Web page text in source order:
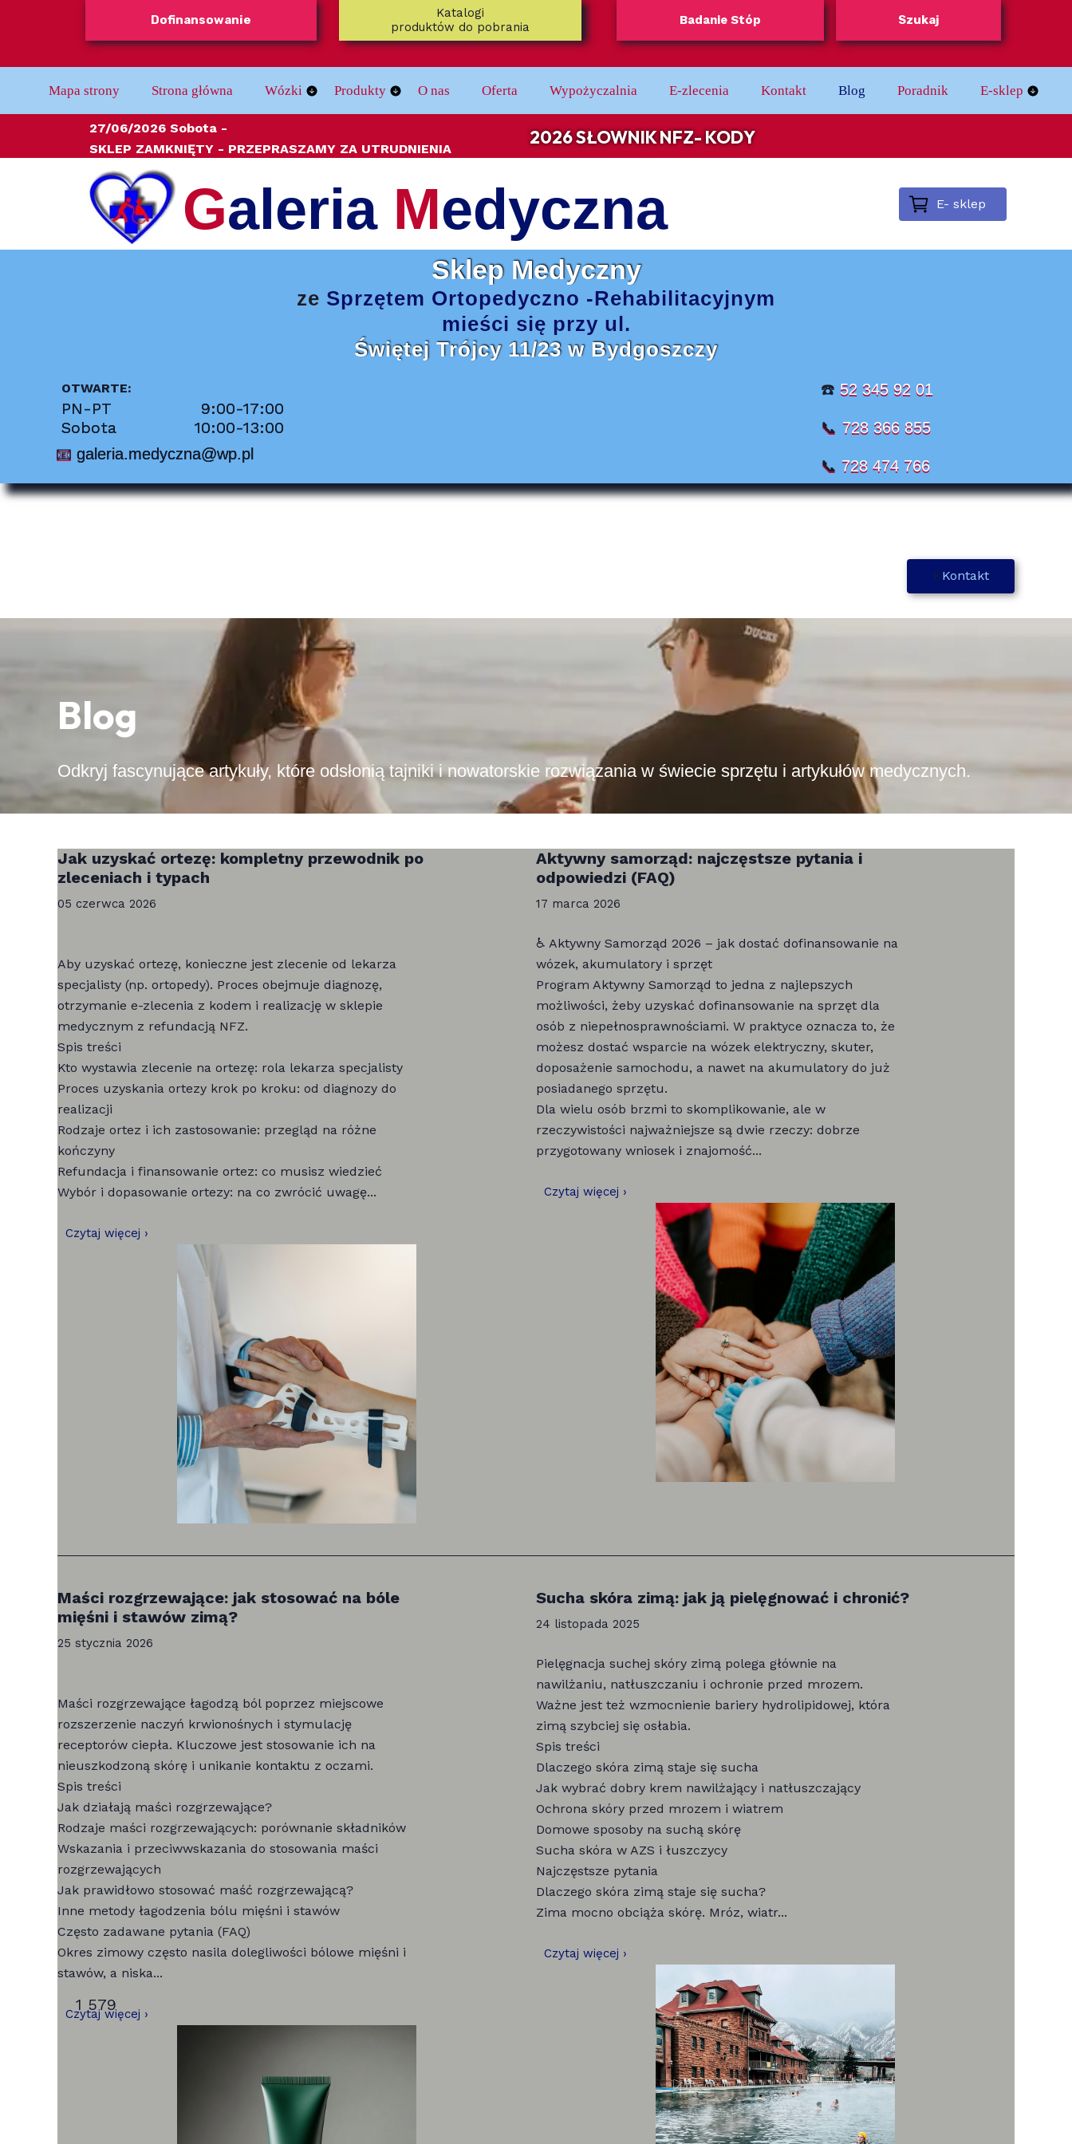
📧 galeria.medyczna@wp.pl
KKontakt
27/06/2026 Sobota -
SKLEP ZAMKNIĘTY - PRZEPRASZAMY ZA UTRUDNIENIA
☎️ 52 345 92 01
📞 728 366 855
📞 728 474 766
OTWARTE:
PN-PT 9:00-17:00
Sobota 10:00-13:00
Galeria Medyczna
Mapa strony Strona główna Wózki
Wózki Stabilizujące
Wózki inwalidzkie ze stopów lekkich/ do aktywnej rehabilitacji
Produkty
Dla Nóg
Kule i laski inwalidzkie
Odzież Medyczna
Ortezy
Protezy Piersi
O nas Oferta Wypożyczalnia E-zlecenia Kontakt Blog Poradnik E-sklep
Sklep Medyczny
ze Sprzętem Ortopedyczno -Rehabilitacyjnym
mieści się przy ul.
Świętej Trójcy 11/23 w Bydgoszczy
E- sklep
Katalogi
produktów do pobrania
2026 SŁOWNIK NFZ- KODY
Badanie Stóp Szukaj
Dofinansowanie
Blog
Odkryj fascynujące artykuły, które odsłonią tajniki i nowatorskie rozwiązania w świecie sprzętu i artykułów medycznych.
1 579
Jak uzyskać ortezę: kompletny przewodnik po
zleceniach i typach
05 czerwca 2026
Aby uzyskać ortezę, konieczne jest zlecenie od lekarza
specjalisty (np. ortopedy). Proces obejmuje diagnozę,
otrzymanie e-zlecenia z kodem i realizację w sklepie
medycznym z refundacją NFZ.
Spis treści
Kto wystawia zlecenie na ortezę: rola lekarza specjalisty
Proces uzyskania ortezy krok po kroku: od diagnozy do
realizacji
Rodzaje ortez i ich zastosowanie: przegląd na różne
kończyny
Refundacja i finansowanie ortez: co musisz wiedzieć
Wybór i dopasowanie ortezy: na co zwrócić uwagę...
Czytaj więcej ›
Aktywny samorząd: najczęstsze pytania i
odpowiedzi (FAQ)
17 marca 2026
♿ Aktywny Samorząd 2026 – jak dostać dofinansowanie na
wózek, akumulatory i sprzęt
Program Aktywny Samorząd to jedna z najlepszych
możliwości, żeby uzyskać dofinansowanie na sprzęt dla
osób z niepełnosprawnościami. W praktyce oznacza to, że
możesz dostać wsparcie na wózek elektryczny, skuter,
doposażenie samochodu, a nawet na akumulatory do już
posiadanego sprzętu.
Dla wielu osób brzmi to skomplikowanie, ale w
rzeczywistości najważniejsze są dwie rzeczy: dobrze
przygotowany wniosek i znajomość...
Czytaj więcej ›
Maści rozgrzewające: jak stosować na bóle
mięśni i stawów zimą?
25 stycznia 2026
Maści rozgrzewające łagodzą ból poprzez miejscowe
rozszerzenie naczyń krwionośnych i stymulację
receptorów ciepła. Kluczowe jest stosowanie ich na
nieuszkodzoną skórę i unikanie kontaktu z oczami.
Spis treści
Jak działają maści rozgrzewające?
Rodzaje maści rozgrzewających: porównanie składników
Wskazania i przeciwwskazania do stosowania maści
rozgrzewających
Jak prawidłowo stosować maść rozgrzewającą?
Inne metody łagodzenia bólu mięśni i stawów
Często zadawane pytania (FAQ)
Okres zimowy często nasila dolegliwości bólowe mięśni i
stawów, a niska...
Czytaj więcej ›
Sucha skóra zimą: jak ją pielęgnować i chronić?
24 listopada 2025
Pielęgnacja suchej skóry zimą polega głównie na
nawilżaniu, natłuszczaniu i ochronie przed mrozem.
Ważne jest też wzmocnienie bariery hydrolipidowej, która
zimą szybciej się osłabia.
Spis treści
Dlaczego skóra zimą staje się sucha
Jak wybrać dobry krem nawilżający i natłuszczający
Ochrona skóry przed mrozem i wiatrem
Domowe sposoby na suchą skórę
Sucha skóra w AZS i łuszczycy
Najczęstsze pytania
Dlaczego skóra zimą staje się sucha?
Zima mocno obciąża skórę. Mróz, wiatr...
Czytaj więcej ›